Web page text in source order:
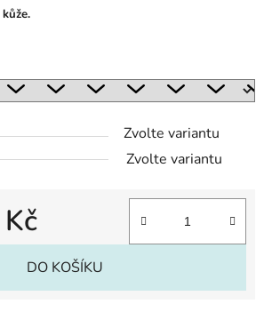
Zvolte variantu
Zvolte variantu
DO KOŠÍKU